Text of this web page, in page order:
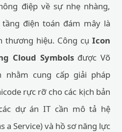
điệp về sự nhẹ nhàng,
điện toán đám mây là
hiệu. Công cụ Icon
Cloud Symbolsđược Võ
nhằm cung cấp giải pháp
rực rỡ cho các kịch bản
dự án IT cần mô tả hệ
a Service) và hồ sơ năng lực